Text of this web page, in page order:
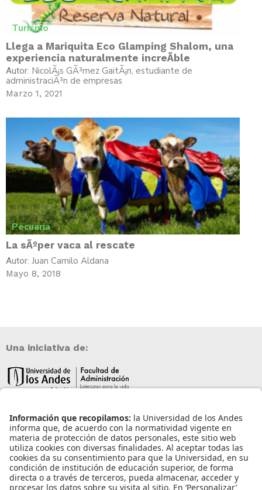
Turismo
Llega a Mariquita Eco Glamping Shalom, una
experiencia naturalmente increÃ­ble
Autor: NicolÃ¡s GÃ³mez GaitÃ¡n, estudiante de
administraciÃ³n de empresas
Marzo 1, 2021
Pecuaria
La sÃºper vaca al rescate
Autor: Juan Camilo Aldana
Mayo 8, 2018
Una iniciativa de:
Información de contacto
info@aneia.edu.co
Bogotá, Colombia